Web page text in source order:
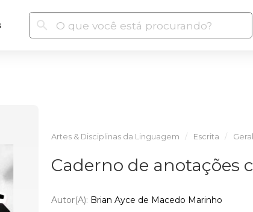
Artes & Disciplinas da Linguagem Escrita Geral
Caderno de anotações
Autor(a): Brian Ayce de Macedo Marinho